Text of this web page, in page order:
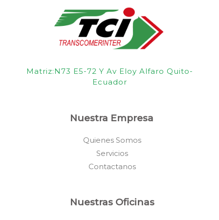
Matriz:N73 E5-72 Y Av Eloy Alfaro Quito-
Ecuador
Nuestra Empresa
Quienes Somos
Servicios
Contactanos
Nuestras Oficinas